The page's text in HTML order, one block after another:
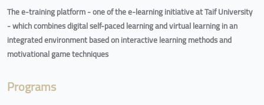
The e-training platform - one of the e-learning initiative at Taif University
- which combines digital self-paced learning and virtual learning in an
integrated environment based on interactive learning methods and
motivational game techniques
Programs